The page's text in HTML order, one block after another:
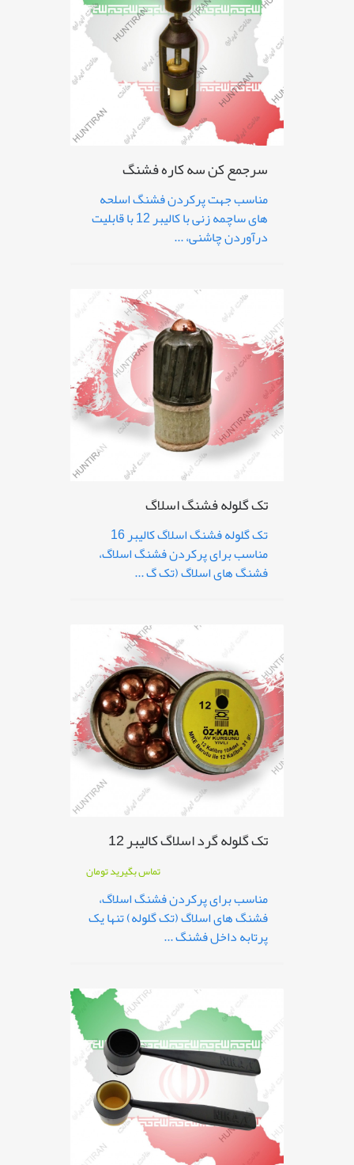
سرجمع کن سه کاره فشنگ
مناسب جهت پرکردن فشنگ اسلحه
های ساچمه زنی با کالیبر 12 با قابلیت
درآوردن چاشنی، ...
تک گلوله فشنگ اسلاگ
تک گلوله فشنگ اسلاگ کالیبر 16
مناسب برای پرکردن فشنگ اسلاگ،
فشنگ های اسلاگ (تک گ ...
تک گلوله گرد اسلاگ کالیبر 12
تماس بگیریدتومان
مناسب برای پرکردن فشنگ اسلاگ،
فشنگ های اسلاگ (تک گلوله) تنها یک
پرتابه داخل فشنگ ...